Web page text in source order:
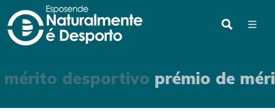
desportivo prémio de